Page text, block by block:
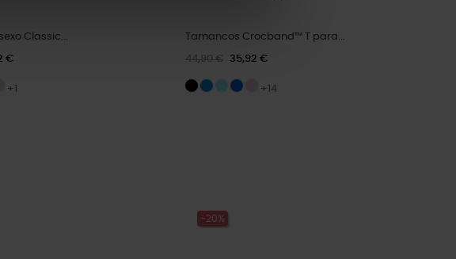
Classic...
€
+1
Tamancos Crocband™ T para...
44,90 € 35,92 €
+14
-20%